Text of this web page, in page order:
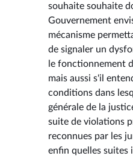
souhaite souhaite
Gouvernement
mécanisme
de signaler un
le fonctionnement
mais aussi s'il
conditions dans
générale de la
suite de violations
reconnues par les
enfin quelles